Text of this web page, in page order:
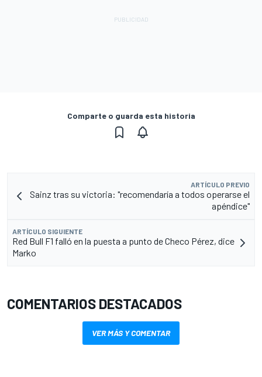
Comparte o guarda esta historia
ARTÍCULO PREVIO
Sainz tras su victoria: "recomendaría a todos operarse el
apéndice"
ARTÍCULO SIGUIENTE
Red Bull F1 falló en la puesta a punto de Checo Pérez, dice
Marko
COMENTARIOS DESTACADOS
VER MÁS Y COMENTAR